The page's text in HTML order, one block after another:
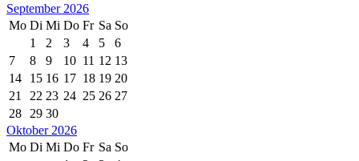
September 2026
Mo Di Mi Do Fr Sa So
1
2 3 4 5
6
7
8 9 10 11 12 13
14
15 16 17 18 19 20
21
22 23 24 25 26 27
28 29 30
Oktober 2026
Mo Di Mi Do Fr Sa So